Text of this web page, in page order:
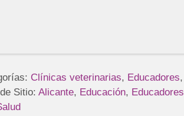
Clínicas veterinarias, Educadores,
Sitio: Alicante, Educación, Educadores